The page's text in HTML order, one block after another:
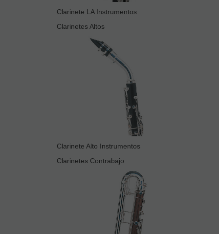
Clarinete LA Instrumentos
Clarinetes Altos
Clarinete Alto Instrumentos
Clarinetes Contrabajo